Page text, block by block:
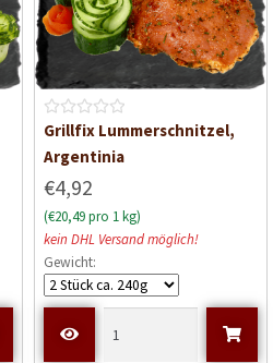
B
e
e
r
t
e
t
m
Grillfix Lummerschnitzel,
Argentinia
€4,92
(€20,49 pro 1 kg)
kein DHL Versand möglich!
Gewicht: